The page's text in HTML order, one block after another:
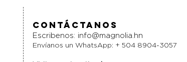
Contáctanos
Escribenos: info@magnolia.hn
Envíanos un WhatsApp: + 504 8904-3057